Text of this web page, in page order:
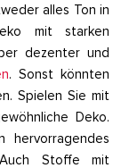
alles Ton in
mit starken
dezenter und
. Sonst könnten
Spielen Sie mit
Deko.
hervorragendes
Stoffe mit